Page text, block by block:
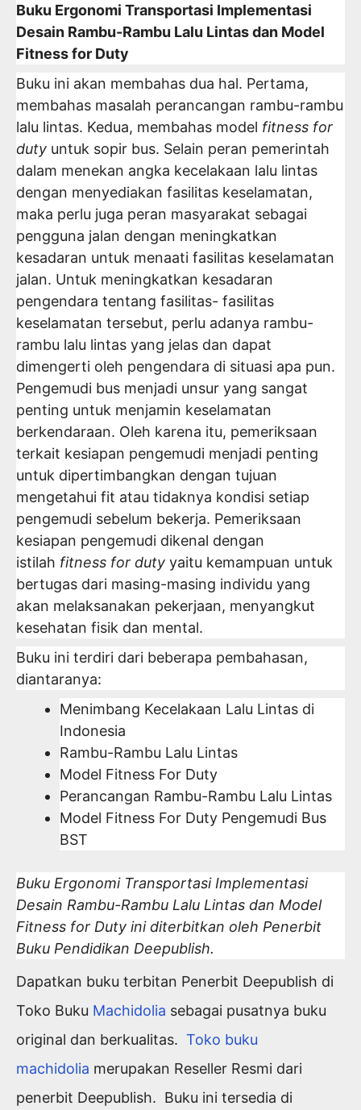
Buku Ergonomi Transportasi Implementasi
Desain Rambu-Rambu Lalu Lintas dan Model
Fitness for Duty
Buku ini akan membahas dua hal. Pertama,
membahas masalah perancangan rambu-rambu
lalu lintas. Kedua, membahas model fitness for
duty untuk sopir bus. Selain peran pemerintah
dalam menekan angka kecelakaan lalu lintas
dengan menyediakan fasilitas keselamatan,
maka perlu juga peran masyarakat sebagai
pengguna jalan dengan meningkatkan
kesadaran untuk menaati fasilitas keselamatan
jalan. Untuk meningkatkan kesadaran
pengendara tentang fasilitas- fasilitas
keselamatan tersebut, perlu adanya rambu-
rambu lalu lintas yang jelas dan dapat
dimengerti oleh pengendara di situasi apa pun.
Pengemudi bus menjadi unsur yang sangat
penting untuk menjamin keselamatan
berkendaraan. Oleh karena itu, pemeriksaan
terkait kesiapan pengemudi menjadi penting
untuk dipertimbangkan dengan tujuan
mengetahui fit atau tidaknya kondisi setiap
pengemudi sebelum bekerja. Pemeriksaan
kesiapan pengemudi dikenal dengan
istilah fitness for duty yaitu kemampuan untuk
bertugas dari masing-masing individu yang
akan melaksanakan pekerjaan, menyangkut
kesehatan fisik dan mental.
Buku ini terdiri dari beberapa pembahasan,
diantaranya:
Menimbang Kecelakaan Lalu Lintas di
Indonesia
Rambu-Rambu Lalu Lintas
Model Fitness For Duty
Perancangan Rambu-Rambu Lalu Lintas
Model Fitness For Duty Pengemudi Bus
BST
Buku Ergonomi Transportasi Implementasi
Desain Rambu-Rambu Lalu Lintas dan Model
Fitness for Duty ini diterbitkan oleh Penerbit
Buku Pendidikan Deepublish.
Dapatkan buku terbitan Penerbit Deepublish di
Toko Buku Machidolia sebagai pusatnya buku
original dan berkualitas. Toko buku
machidolia merupakan Reseller Resmi dari
penerbit Deepublish. Buku ini tersedia di